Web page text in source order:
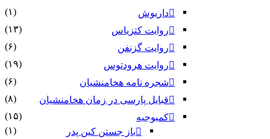
داریوش
(۱)
روایت کتزیاس
(۱۳)
روایت گزنفن
(۶)
روایت هرودتوس
(۱۹)
شجره نامه هخامنشیان
(۶)
قبایل پارسی در زمان هخامنشیان
(۸)
کمبوجیه
(۱۵)
باز جستن کین پدر
(۱)